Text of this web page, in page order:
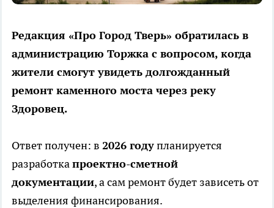
Редакция «Про Город Тверь» обратилась в
администрацию Торжка с вопросом, когда
жители смогут увидеть долгожданный
ремонт каменного моста через реку
Здоровец.
Ответ получен: в 2026 годупланируется
разработкапроектно-сметной
документации, а сам ремонт будет зависеть от
выделения финансирования.